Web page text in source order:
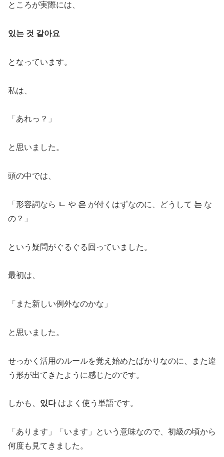
ところが実際には、
있는 것 같아요
となっています。
私は、
「あれっ？」
と思いました。
頭の中では、
「形容詞なら ㄴ や 은 が付くはずなのに、どうして 는 な
の？」
という疑問がぐるぐる回っていました。
最初は、
「また新しい例外なのかな」
と思いました。
せっかく活用のルールを覚え始めたばかりなのに、また違
う形が出てきたように感じたのです。
しかも、 있다はよく使う単語です。
「あります」「います」という意味なので、初級の頃から
何度も見てきました。